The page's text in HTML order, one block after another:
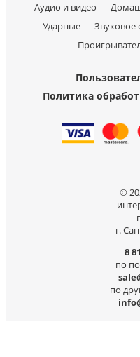
Аудио и видео
Ударные
Звуковое
Политика
©
г.
8
по
по